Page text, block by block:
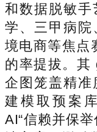
和数据脱敏
学、三甲病院
境电商等焦点
的率提拔。其
企图笼盖精准
建模取预案
AI“信赖并保